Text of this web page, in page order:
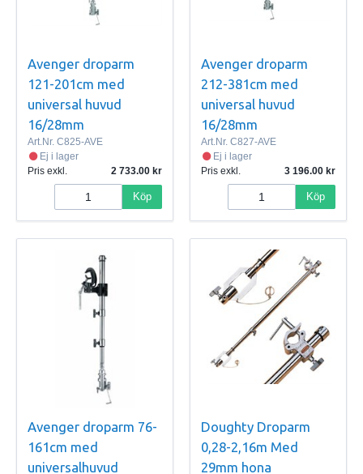
Avenger droparm
121-201cm med
universal huvud
16/28mm
Art.Nr. C825-AVE
Ej i lager
Pris exkl.
2 733.00
Köp
Avenger droparm
212-381cm med
universal huvud
16/28mm
Art.Nr. C827-AVE
Ej i lager
Pris exkl.
3 196.00
Köp
Avenger droparm 76-
161cm med
universalhuvud
Doughty Droparm
0,28-2,16m Med
29mm hona